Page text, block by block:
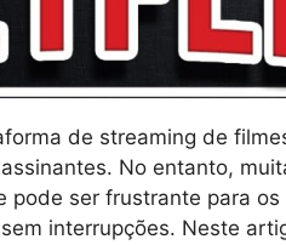
de streaming de
No entanto,
pode ser frustrante para
interrupções. Neste